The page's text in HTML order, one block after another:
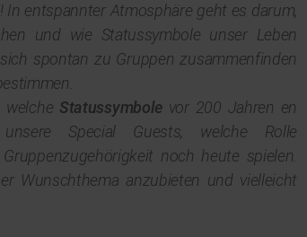
In entspannter Atmosphäre geht es darum,
und wie Statussymbole unser Leben
spontan zu Gruppen zusammenfinden
welche Statussymbole vor 200 Jahren en
Special Guests, welche Rolle
noch heute spielen.
Wunschthema anzubieten und vielleicht